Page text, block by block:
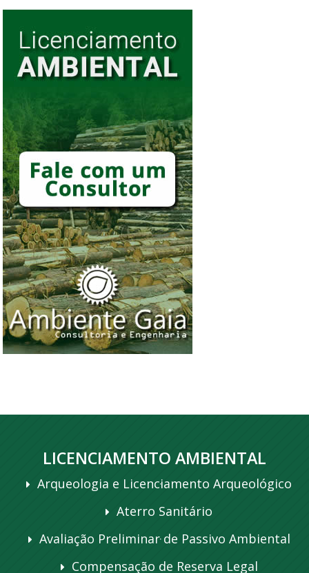
LICENCIAMENTO AMBIENTAL
Arqueologia e Licenciamento Arqueológico
Aterro Sanitário
Avaliação Preliminar de Passivo Ambiental
Compensação de Reserva Legal